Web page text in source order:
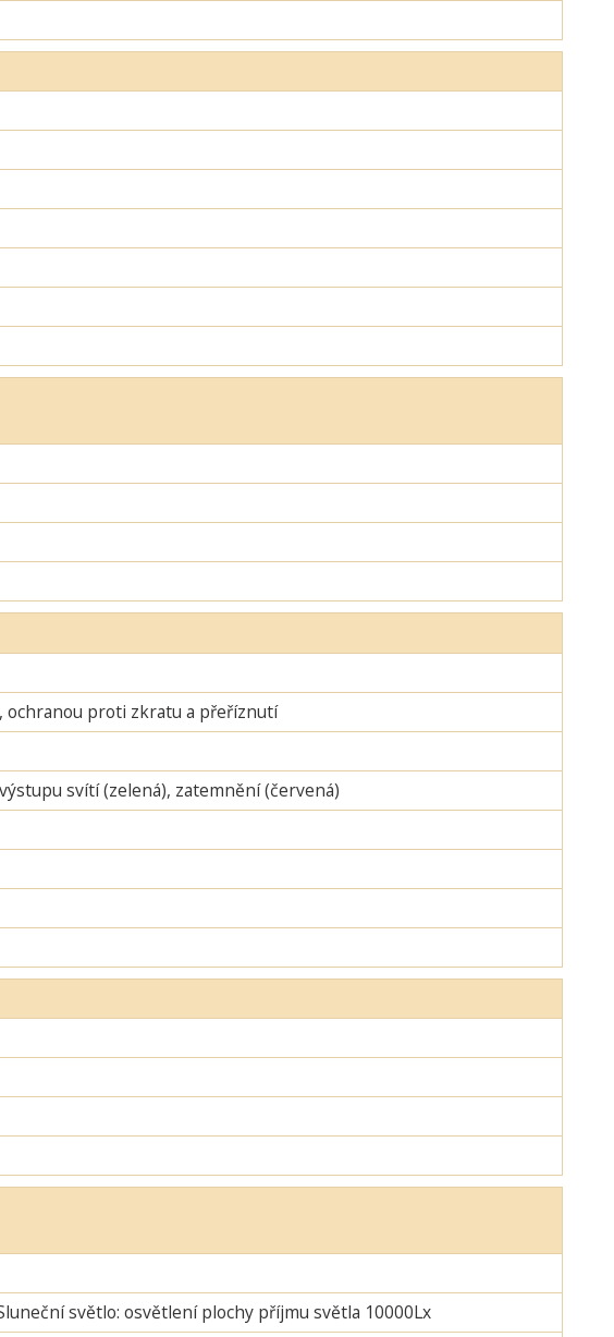
ochranou proti zkratu a přeříznutí
svítí (zelená), zatemnění (červená)
světlo: osvětlení plochy příjmu světla 10000Lx